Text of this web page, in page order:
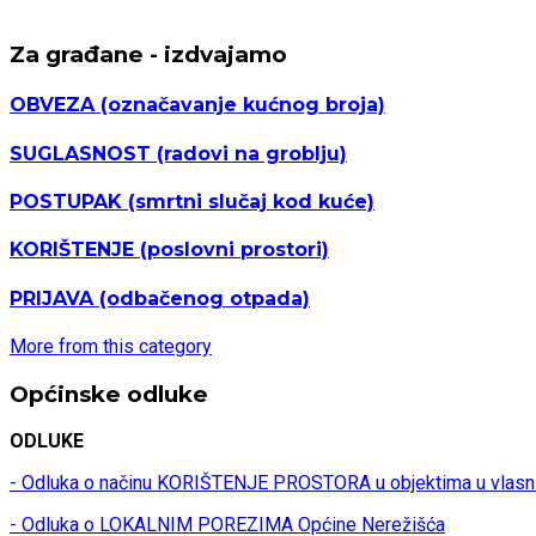
Za građane - izdvajamo
OBVEZA(označavanje kućnog broja)
SUGLASNOST (radovi na groblju)
POSTUPAK (smrtni slučaj kod kuće)
KORIŠTENJE (poslovni prostori)
PRIJAVA (odbačenog otpada)
More from this category
Općinske odluke
ODLUKE
- Odluka o načinu KORIŠTENJE PROSTORA u objektima u
- Odluka o LOKALNIM POREZIMA Općine Nerežišća